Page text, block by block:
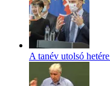
A tanév utolsó